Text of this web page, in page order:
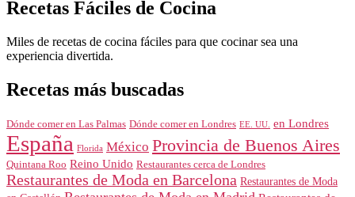
Recetas Fáciles de Cocina
Miles de recetas de cocina fáciles para que cocinar sea una
experiencia divertida.
Recetas más buscadas
Dónde comer en Las Palmas Dónde comer en Londres EE. UU. en Londres
España Florida México Provincia de Buenos Aires
Quintana Roo Reino Unido Restaurantes cerca de Londres
Restaurantes de Moda en Barcelona Restaurantes de Moda